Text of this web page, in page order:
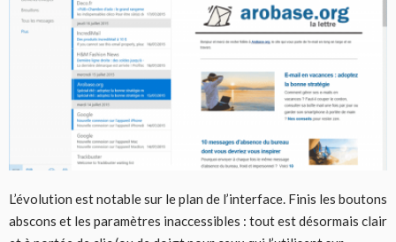
L’évolution est notable sur le plan de l’interface. Finis les boutons
abscons et les paramètres inaccessibles : tout est désormais clair